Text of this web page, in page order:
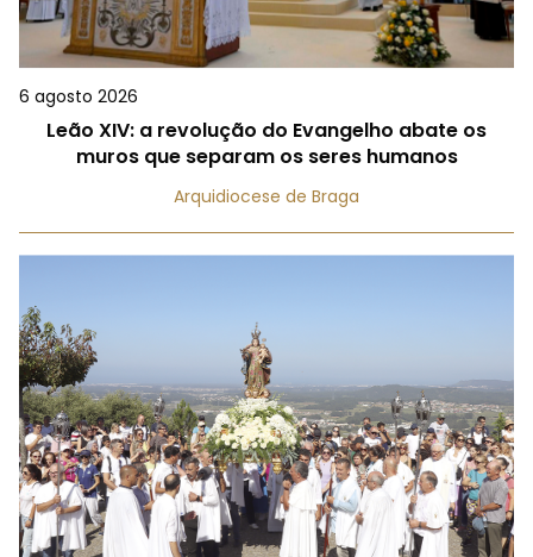
6 agosto 2026
Leão XIV: a revolução do Evangelho abate os
muros que separam os seres humanos
Arquidiocese de Braga